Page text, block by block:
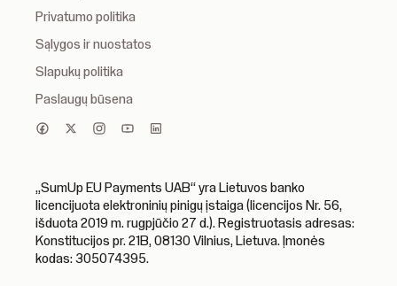
Privatumo politika
Sąlygos ir nuostatos
Slapukų politika
Paslaugų būsena
„SumUp EU Payments UAB“ yra Lietuvos banko
licencijuota elektroninių pinigų įstaiga (licencijos Nr. 56,
išduota 2019 m. rugpjūčio 27 d.). Registruotasis adresas:
Konstitucijos pr. 21B, 08130 Vilnius, Lietuva. Įmonės
kodas: 305074395.